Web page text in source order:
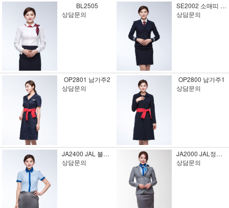
BL2505
상담문의
SE2002 소매띠 정장2
상담문의
OP2801 남가주2
상담문의
OP2800 남가주1
상담문의
JA2400 JAL 블라우스
상담문의
JA2000 JAL정장 44-100사이즈 주문제작 미니멈20장
상담문의